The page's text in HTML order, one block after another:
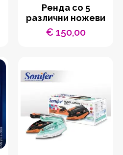
Ренда со 5
различни ножеви
€150,00